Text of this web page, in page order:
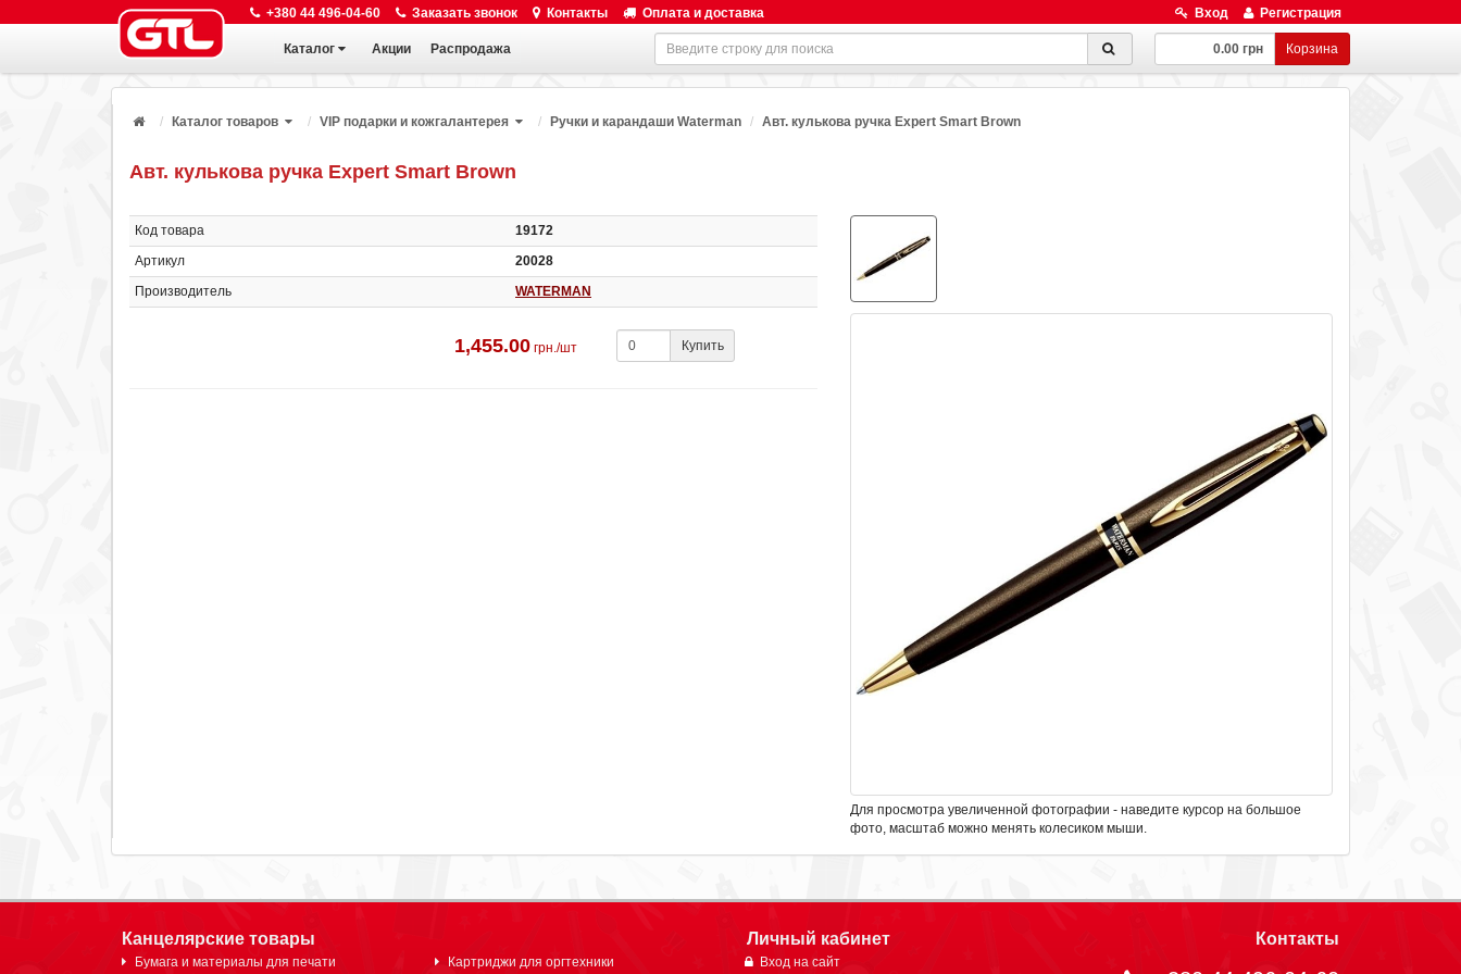
+380 44 496-04-60 Заказать звонок Контакты Оплата и доставка Вход Регистрация
Каталог Акции Распродажа 0.00 грн Корзина
Каталог товаров VIP подарки и кожгалантерея Ручки и карандаши Waterman Авт. кулькова ручка Expert Smart Brown
Авт. кулькова ручка Expert Smart Brown
Код товара
19172
Артикул
20028
Производитель
WATERMAN
1,455.00 грн./шт Купить
Для просмотра увеличенной фотографии - наведите курсор на большое
фото, масштаб можно менять колесиком мыши.
Канцелярские товары
Бумага и материалы для печати
Картриджи для оргтехники
Личный кабинет
Вход на сайт
Контакты